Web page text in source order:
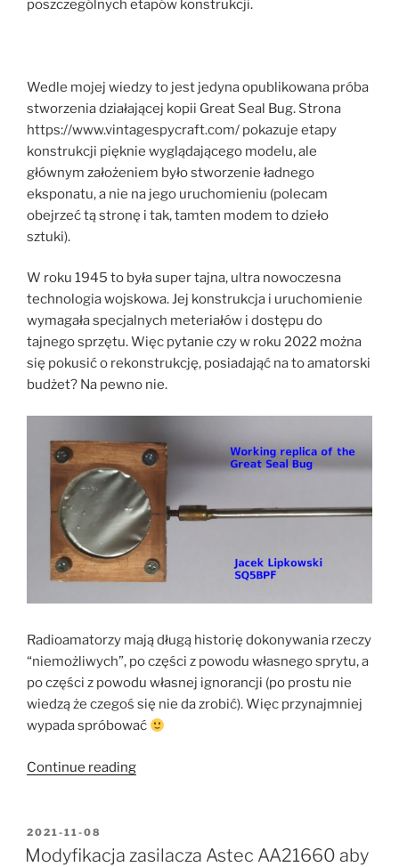
poszczególnych etapów konstrukcji.
Wedle mojej wiedzy to jest jedyna opublikowana próba
stworzenia działającej kopii Great Seal Bug. Strona
https://www.vintagespycraft.com/ pokazuje etapy
konstrukcji pięknie wyglądającego modelu, ale
głównym założeniem było stworzenie ładnego
eksponatu, a nie na jego uruchomieniu (polecam
obejrzeć tą stronę i tak, tamten modem to dzieło
sztuki).
W roku 1945 to była super tajna, ultra nowoczesna
technologia wojskowa. Jej konstrukcja i uruchomienie
wymagała specjalnych meteriałów i dostępu do
tajnego sprzętu. Więc pytanie czy w roku 2022 można
się pokusić o rekonstrukcję, posiadająć na to amatorski
budżet? Na pewno nie.
Radioamatorzy mają długą historię dokonywania rzeczy
“niemożliwych”, po części z powodu własnego sprytu, a
po części z powodu własnej ignorancji (po prostu nie
wiedzą że czegoś się nie da zrobić). Więc przynajmniej
wypada spróbować
Continue reading“Great
3:
POSTED
ON
2021-11-08
Modyfikacja zasilacza Astec AA21660 aby